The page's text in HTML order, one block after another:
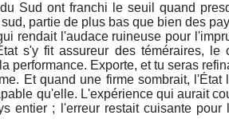
Sud ont franchi le seuil quand
partie de plus bas que bien des
rendait l'audace ruineuse pour
s'y fit assureur des téméraires, le
performance. Exporte, et tu seras
Et quand une firme sombrait, l'État
qu'elle. L'expérience qui aurait
entier ; l'erreur restait cuisante pour